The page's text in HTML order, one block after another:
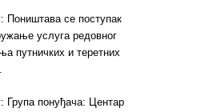
Поништава се поступак
услуга редовног
путничких и теретних
Група понуђача: Центар